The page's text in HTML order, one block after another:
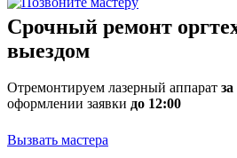
Срочный ремонт
выездом
Отремонтируем лазерный аппарат
оформлении заявки до 12:00
Вызвать мастера